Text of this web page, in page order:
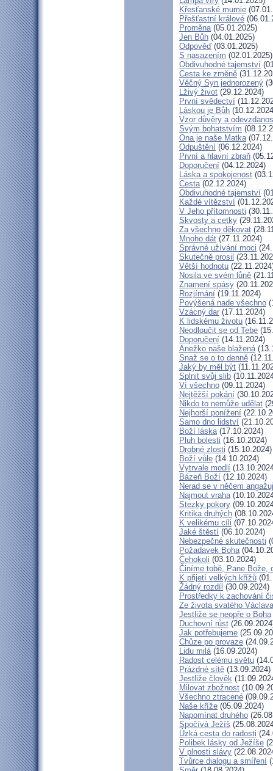
Křesťanské mumie
Přešťastní králové
Proměna(05.01.2025)
Jen Bůh (04.01.2025)
Odpověď (03.01.2025)
S nasazením (02.01.2025)
Obdivuhodné tajemství
Cesta ke změně
Věčný Syn jednorozený
Lživý život (29.12.2024)
První svědectví
Láskou je Bůh
Vzor důvěry a
Svým bohatstvím
Ona je naše Matka
Odpuštění (06.12.2024)
První a hlavní zbraň
Doporučení (04.12.2024)
Láska a spokojenost
Cesta(02.12.2024)
Obdivuhodné tajemství
Každé vítězství
V Jeho přítomnosti
Skvosty a cetky
Za všechno děkovat
Mnoho dát (27.11.2024)
Správné užívání moci
Skutečně prosil
Větší hodnotu
Nosila ve svém lůně
Znamení spásy
Rozjímání (19.11.2024)
Povýšená nade všechno
Vzácný dar (17.11.2024)
K lidskému životu
Neodloučit se od Tebe
Doporučení (14.11.2024)
Anežko naše blažená
Snaž se o to denně
Jaký by měl být
Splnit svůj slib
Ví všechno (09.11.2024)
Nejtěžší pokání
Nikdo to nemůže udělat
Nejhorší ponížení
Samo dno lidství
Boží láska(17.10.2024)
Pluh bolesti (16.10.2024)
Drobné zlosti (15.10.2024)
Boží vůle (14.10.2024)
Vytrvale modlí
Bázeň Boží (12.10.2024)
Nerad se v něčem
Najmout vraha
Stezky pokory
Kritika druhých
K velikému cíli
Jaké štěstí (06.10.2024)
Nebezpečné skutečnosti
Požadavek Boha
Čehokoli (03.10.2024)
Činíme tobě, Pane Bože,
K přijetí velkých křížů
Žádný rozdíl (30.09.2024)
Prostředky k zachování
Ze života svatého Václava
Jestliže se neopře o Boha
Duchovní růst
Jak potřebujeme
Chůze po provaze
Lidu milá(16.09.2024)
Radost celému světu
Prázdné sítě (13.09.2024)
Jestliže člověk
Milovat zbožnost
Všechno ztracené
Naše kříže (05.09.2024)
Napomínat druhého
Spočívá Ježíš
Úzká cesta do radosti
Polibek lásky od Ježíše
V plnosti slávy
Tvůrce dialogu a smíření